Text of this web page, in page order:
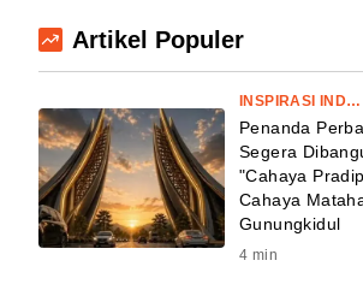
Artikel Populer
INSPIRASI INDONESIA
Penanda
Segera
"Cahaya
Cahaya
Gunungkidul
4 min